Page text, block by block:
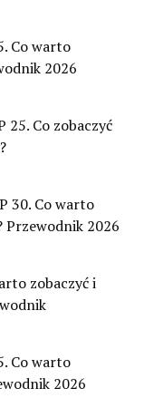
Co warto
2026
25. Co zobaczyć
30. Co warto
Przewodnik 2026
zobaczyć i
Co warto
2026